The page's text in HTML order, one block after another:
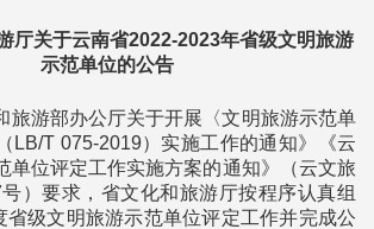
厅关于云南省2022-2023年省级文明旅游
示范单位的公告
旅游部办公厅关于开展〈文明旅游示范单
LB/T 075-2019）实施工作的通知》《云
单位评定工作实施方案的通知》（云文旅
）要求，省文化和旅游厅按程序认真组
省级文明旅游示范单位评定工作并完成公